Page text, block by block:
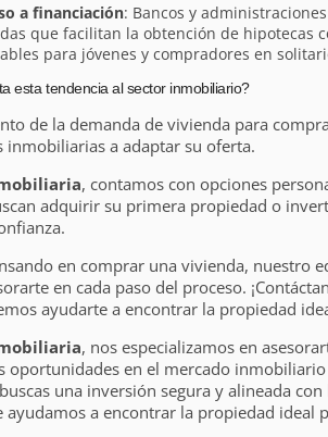
a financiación: Bancos y
que facilitan la obtención de hipotecas
para jóvenes y compradores en
esta tendencia al sector inmobiliario?
de la demanda de vivienda para
inmobiliarias a adaptar su oferta.
, contamos con opciones
adquirir su primera propiedad o
en comprar una vivienda, nuestro
en cada paso del proceso.
ayudarte a encontrar la propiedad
, nos especializamos en
oportunidades en el mercado
una inversión segura y alineada
ayudamos a encontrar la propiedad ideal